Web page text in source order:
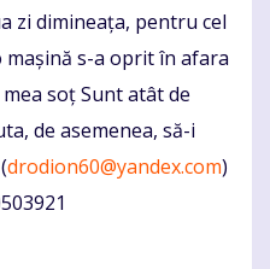
zi dimineața, pentru cel
s-a oprit în afara
soț Sunt atât de
de asemenea, să-i
drodion60@yandex.com)